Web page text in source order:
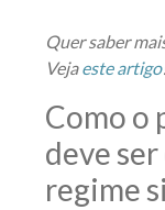
Quer saber
Vejaeste artigo
Como o
deve
regime